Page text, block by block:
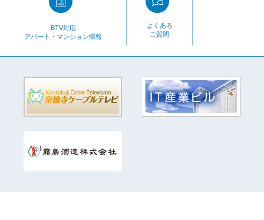
BTV対応
アパート・マンション情報
よくある
ご質問